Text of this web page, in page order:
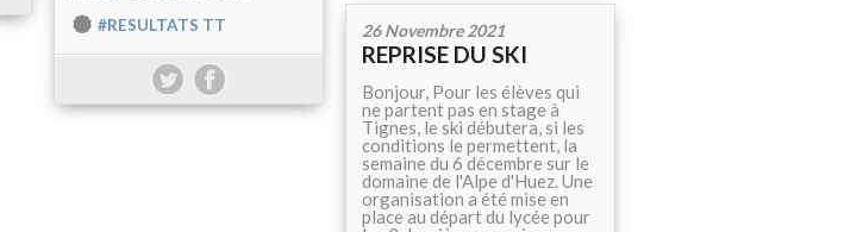
#RESULTATS TT 26 Novembre 2021
REPRISE DU SKI
Bonjour, Pour les élèves qui
ne partent pas en stage à
Tignes, le ski débutera, si les
conditions le permettent, la
semaine du 6 décembre sur le
domaine de l'Alpe d'Huez. Une
organisation a été mise en
place au départ du lycée pour